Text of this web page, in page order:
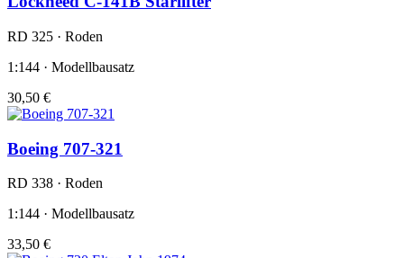
RD 325 · Roden
1:144 · Modellbausatz
30,50 €
Boeing 707-321
RD 338 · Roden
1:144 · Modellbausatz
33,50 €